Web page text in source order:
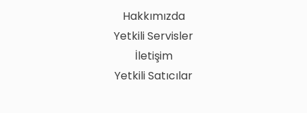
Hakkımızda
Yetkili Servisler
İletişim
Yetkili Satıcılar